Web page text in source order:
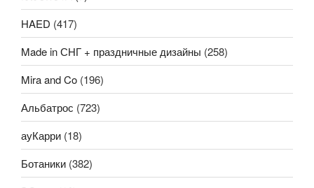
HAED (417)
Made in СНГ + праздничные дизайны (258)
Mira and Co (196)
Альбатрос (723)
ауКарри (18)
Ботаники (382)